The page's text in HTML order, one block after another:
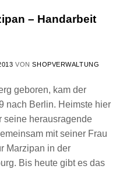
– Handarbeit
VONSHOPVERWALTUNG
geboren, kam der
nach Berlin. Heimste hier
seine herausragende
mit seiner Frau
Marzipan in der
Bis heute gibt es das